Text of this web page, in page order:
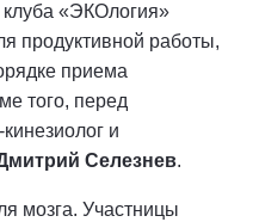
клуба «ЭКОлогия»
продуктивной работы,
приема
того, перед
и
Селезнев.
мозга. Участницы